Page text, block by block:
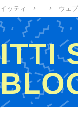
イッティ ウェ
ITTI